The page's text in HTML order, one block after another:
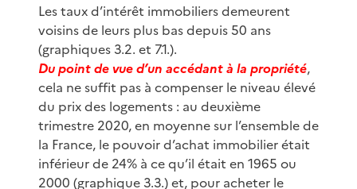
Les taux d’intérêt immobiliers demeurent
voisins de leurs plus bas depuis 50 ans
(graphiques 3.2. et 7.1.).
Du point de vue d’un accédant à la propriété,
cela ne suffit pas à compenser le niveau élevé
du prix des logements : au deuxième
trimestre 2020, en moyenne sur l’ensemble de
la France, le pouvoir d’achat immobilier était
inférieur de 24% à ce qu’il était en 1965 ou
2000 (graphique 3.3.) et, pour acheter le